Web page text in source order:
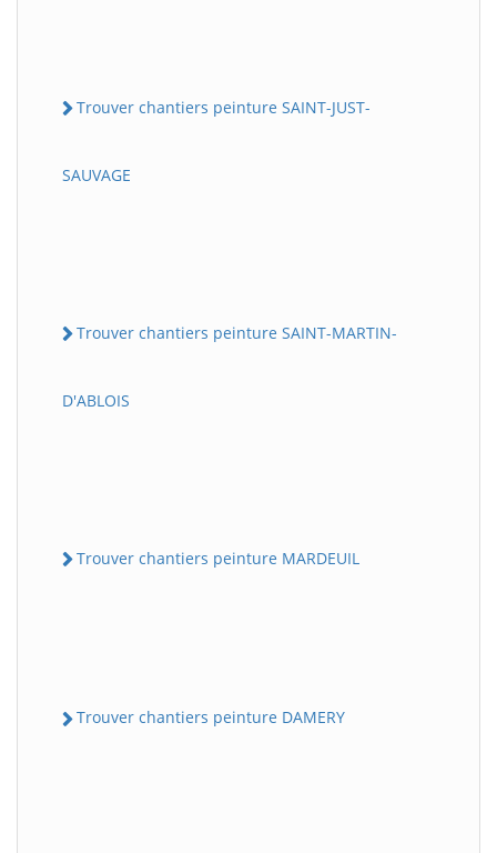
Trouver chantiers peinture SAINT-JUST-
SAUVAGE
Trouver chantiers peinture SAINT-MARTIN-
D'ABLOIS
Trouver chantiers peinture MARDEUIL
Trouver chantiers peinture DAMERY